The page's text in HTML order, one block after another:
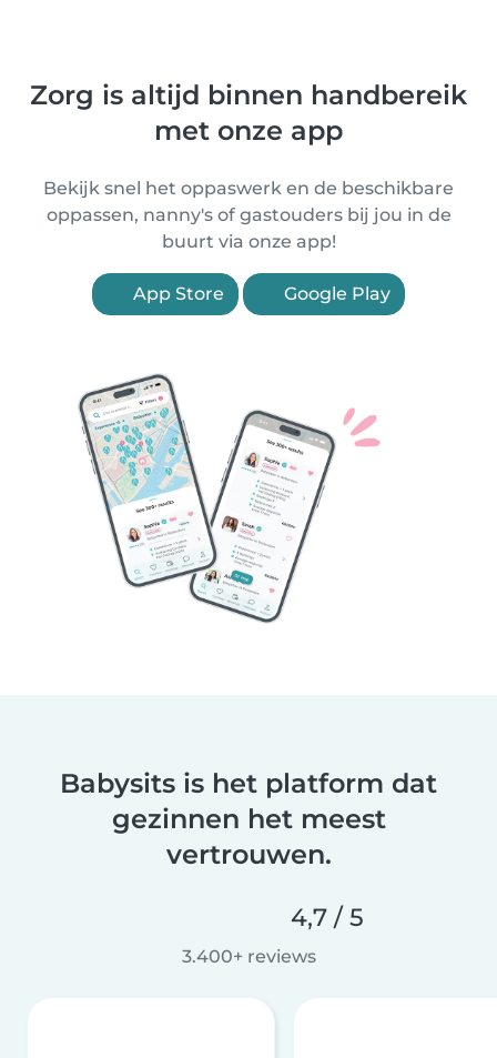
Zorg is altijd binnen handbereik
met onze app
Bekijk snel het oppaswerk en de beschikbare
oppassen, nanny's of gastouders bij jou in de
buurt via onze app!
App Store Google Play
Babysits is het platform dat
gezinnen het meest
vertrouwen.
4,7 / 5
3.400+ reviews